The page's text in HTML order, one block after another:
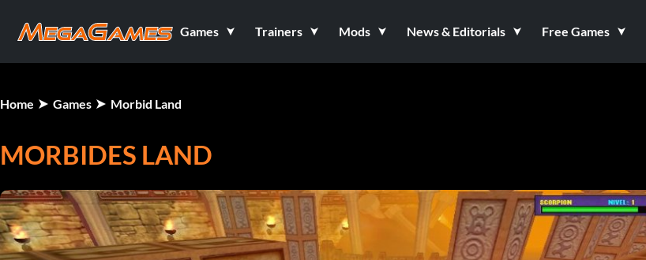
Games Trainers Mods News & Editorials Free Games
Home Games Morbid Land
MORBIDES LAND